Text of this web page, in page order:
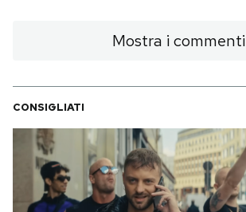
Mostra i commenti
CONSIGLIATI